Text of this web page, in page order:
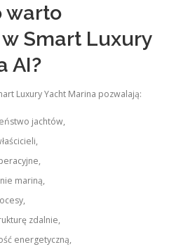
warto
Smart Luxury
AI?
Luxury Yacht Marina pozwalają:
jachtów,
mariną,
zdalnie,
energetyczną,